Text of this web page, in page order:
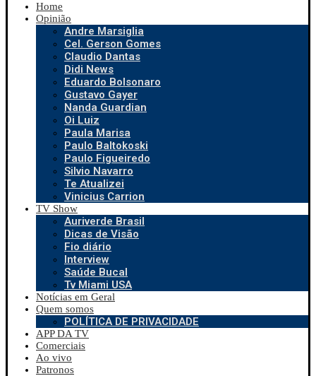
Home
Opinião
Andre Marsiglia
Cel. Gerson Gomes
Claudio Dantas
Didi News
Eduardo Bolsonaro
Gustavo Gayer
Nanda Guardian
Oi Luiz
Paula Marisa
Paulo Baltokoski
Paulo Figueiredo
Silvio Navarro
Te Atualizei
Vinicius Carrion
TV Show
Auriverde Brasil
Dicas de Visão
Fio diário
Interview
Saúde Bucal
Tv Miami USA
Notícias em Geral
Quem somos
POLÍTICA DE PRIVACIDADE
APP DA TV
Comerciais
Ao vivo
Patronos